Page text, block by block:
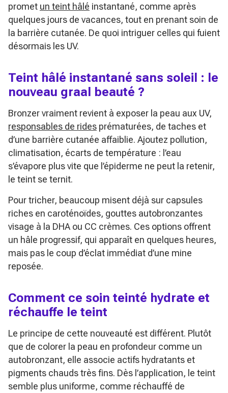
promet un teint hâlé instantané, comme après
quelques jours de vacances, tout en prenant soin de
la barrière cutanée. De quoi intriguer celles qui fuient
désormais les UV.
Teint hâlé instantané sans soleil : le
nouveau graal beauté ?
Bronzer vraiment revient à exposer la peau aux UV,
responsables de rides prématurées, de taches et
d’une barrière cutanée affaiblie. Ajoutez pollution,
climatisation, écarts de température : l’eau
s’évapore plus vite que l’épiderme ne peut la retenir,
le teint se ternit.
Pour tricher, beaucoup misent déjà sur capsules
riches en caroténoïdes, gouttes autobronzantes
visage à la DHA ou CC crèmes. Ces options offrent
un hâle progressif, qui apparaît en quelques heures,
mais pas le coup d’éclat immédiat d’une mine
reposée.
Comment ce soin teinté hydrate et
réchauffe le teint
Le principe de cette nouveauté est différent. Plutôt
que de colorer la peau en profondeur comme un
autobronzant, elle associe actifs hydratants et
pigments chauds très fins. Dès l’application, le teint
semble plus uniforme, comme réchauffé de